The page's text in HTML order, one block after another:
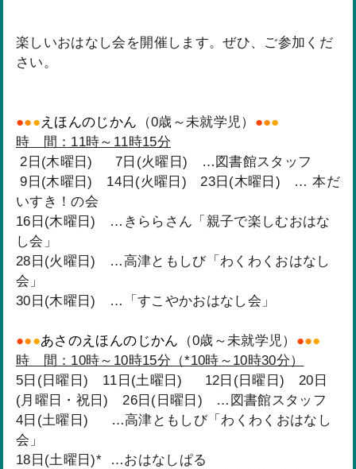
楽しいおはなし会を開催します。ぜひ、ご参加くだ
さい。
●●● えほんのじかん （0歳～未就学児） ●●●
時 間：11時～11時15分
2日(木曜日) 7日(火曜日) …図書館スタッフ
9日(木曜日) 14日(火曜日) 23日(木曜日) … 本だ
いすき！の会
16日(木曜日) …きららさん「親子で楽しむおはな
し会」
28日(火曜日) …高津ともしび「わくわくおはなし
会」
30日(木曜日) …「すこやかおはなし会」
●●●あさのえほんのじかん （0歳～未就学児） ●●●
時 間：10時～10時15分（*10時～10時30分）
5日(日曜日) 11日(土曜日) 12日(日曜日) 20日
(月曜日・祝日) 26日(日曜日) …図書館スタッフ
4日(土曜日) …高津ともしび「わくわくおはなし
会」
18日(土曜日)* …おはなしぱる